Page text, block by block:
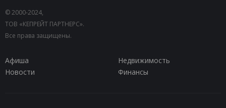
© 2000-2024,
ТОВ «КЕПРЕЙТ ПАРТНЕРС».
Все права защищены.
Афиша
Недвижимость
Новости
Финансы